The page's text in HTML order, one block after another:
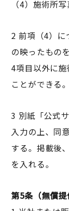
（4）施術所
2 前項（4）に
の映ったもの
4項目以外に
ことができる。
3 別紙「公式
入力の上、同
する。掲載後
を入れる。
第5条（無償提